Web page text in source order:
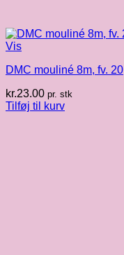
Vis
DMC mouliné 8m, fv. 20
kr.23.00 pr. stk
Tilføj til kurv